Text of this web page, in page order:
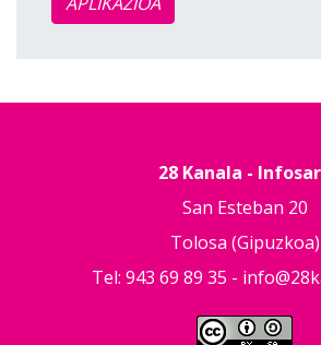
28 Kanala -
San Esteban 20
Tolosa (Gipuzkoa)
Tel: 943 69 89 35 -